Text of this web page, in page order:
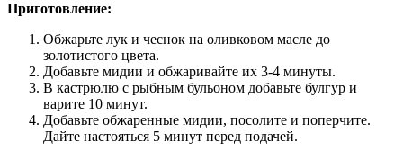
Приготовление:
Обжарьте лук и чеснок на оливковом масле до
золотистого цвета.
Добавьте мидии и обжаривайте их 3-4 минуты.
В кастрюлю с рыбным бульоном добавьте булгур и
варите 10 минут.
Добавьте обжаренные мидии, посолите и поперчите.
Дайте настояться 5 минут перед подачей.